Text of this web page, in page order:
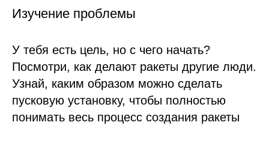
Изучение проблемы
У тебя есть цель, но с чего начать?
Посмотри, как делают ракеты другие люди.
Узнай, каким образом можно сделать
пусковую установку, чтобы полностью
понимать весь процесс создания ракеты